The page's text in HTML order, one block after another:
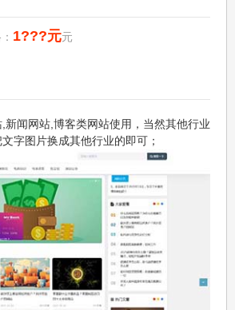
1???元元
新闻网站,博客类网站使用，当然其他行业
字图片换成其他行业的即可；